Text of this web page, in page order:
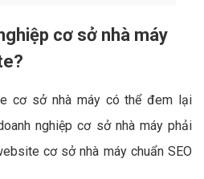
cơ sở nhà máy
cơ sở nhà máy có thể đem lại
nghiệp cơ sở nhà máy phải
cơ sở nhà máy chuẩn SEO